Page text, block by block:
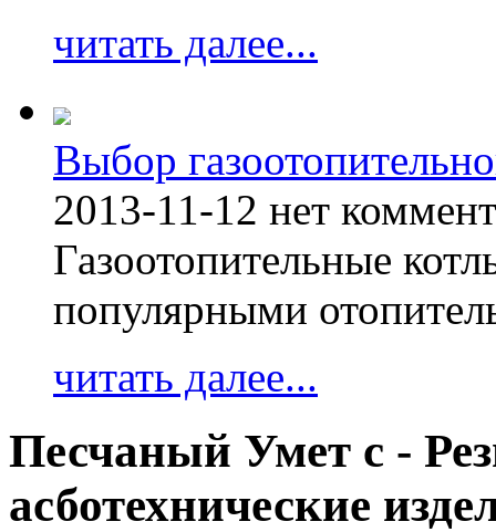
читать далее...
Выбор
2013-11-12 нет
Газоотопительные
популярными
читать далее...
Песчаный Умет с -
асботехнические